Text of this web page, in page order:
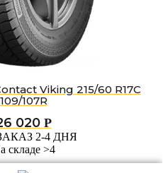
Viking 215/60 R17C
109/107R
020 Р
2-4 ДНЯ
складе >4